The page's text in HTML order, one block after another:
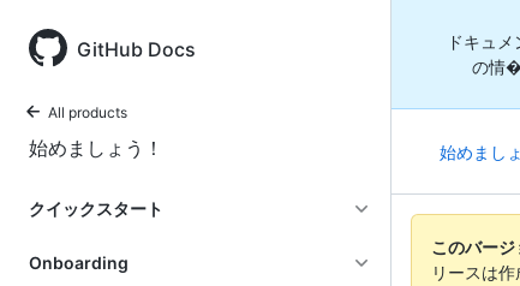
GitHub Docs
All products
始めましょう！
クイックスタート
Onboarding
ドキュ
の情
始めまし
このバー
リースは